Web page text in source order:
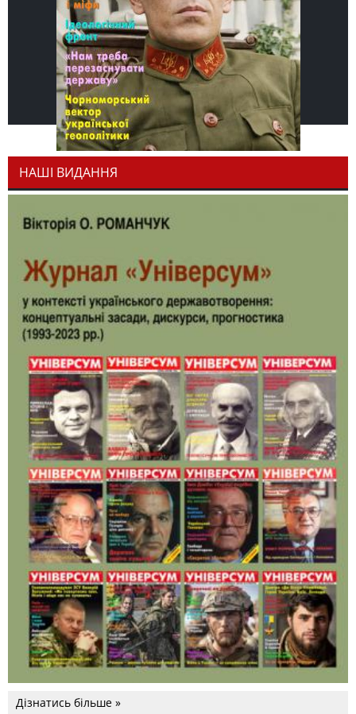
НАШІ ВИДАННЯ
Дізнатись більше »